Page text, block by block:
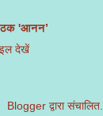
'आनन’
देखें
Bloggerद्वारा संचालित.